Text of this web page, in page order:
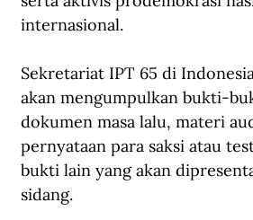
internasional.
Sekretariat IPT 65 di
akan mengumpulkan bukti-
dokumen masa lalu, materi
pernyataan para saksi atau
bukti lain yang akan
sidang.